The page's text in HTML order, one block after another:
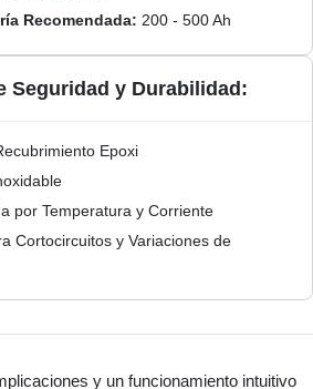
Recomendada: 200 - 500 Ah
Seguridad y Durabilidad:
Epoxi
por Temperatura y Corriente
Cortocircuitos y Variaciones de
y un funcionamiento intuitivo